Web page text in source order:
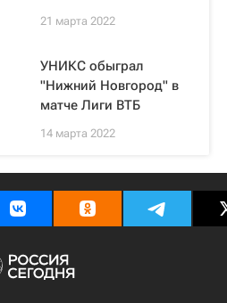
21 марта 2022
УНИКС обыграл
"Нижний Новгород" в
матче Лиги ВТБ
14 марта 2022